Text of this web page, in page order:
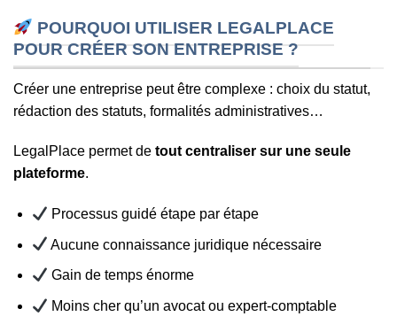
POURQUOI UTILISER LEGALPLACE
POUR CRÉER SON ENTREPRISE ?
Créer une entreprise peut être complexe : choix du statut,
rédaction des statuts, formalités administratives…
LegalPlace permet de tout centraliser sur une seule
plateforme.
Processus guidé étape par étape
Aucune connaissance juridique nécessaire
Gain de temps énorme
Moins cher qu’un avocat ou expert-comptable